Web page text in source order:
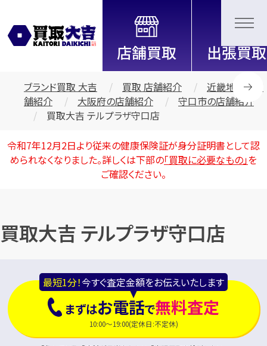
全国2000店舗以上展開中！
信頼と実績の買取専門店「買取大
吉」
ブランド買取 大吉 買取 店舗紹介
近畿地区の店
舗紹介
大阪府の店舗紹介
守口市の店舗紹介
買取大吉 テルプラザ守口店
令和7年12月2日より従来の健康保険証が身分証明書として認
められなくなりました。詳しくは下部の「買取に必要なもの」を
ご確認ください。
買取大吉 テルプラザ守口店
最短1分！今すぐ査定金額をお伝えいたします
まずはお電話で無料査定
10:00～19:00(定休日:不定休)